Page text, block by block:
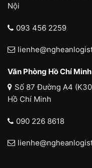
Nội
093 456 2259
Văn Phòng Hồ Chí Minh
Số 87 Đường A4
Hồ Chí Minh
090 226 8618